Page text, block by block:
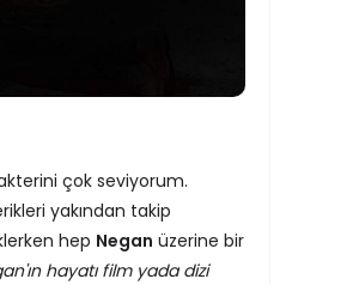
çok seviyorum.
yakından takip
hep Negan üzerine bir
hayatı film yada dizi